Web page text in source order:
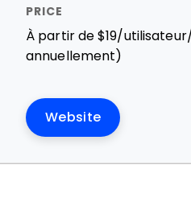
À partir de $19/
annuellement)
Website